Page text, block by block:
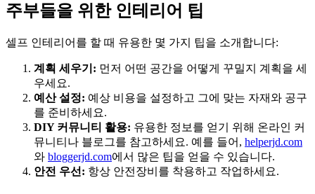
주부들을 위한 인테리어 팁
셀프 인테리어를 할 때 유용한 몇 가지 팁을 소개합니다:
계획 세우기: 먼저 어떤 공간을 어떻게 꾸밀지 계획을 세
우세요.
예산 설정: 예상 비용을 설정하고 그에 맞는 자재와 공구
를 준비하세요.
DIY 커뮤니티 활용: 유용한 정보를 얻기 위해 온라인 커
뮤니티나 블로그를 참고하세요. 예를 들어, helperjd.com
와 bloggerjd.com에서 많은 팁을 얻을 수 있습니다.
안전 우선: 항상 안전장비를 착용하고 작업하세요.